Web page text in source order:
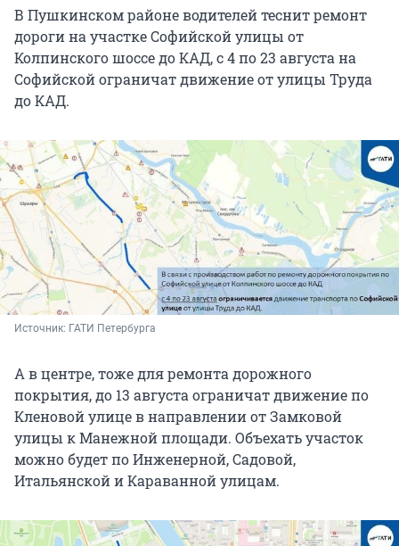
В Пушкинском районе водителей теснит ремонт
дороги на участке Софийской улицы от
Колпинского шоссе до КАД, с 4 по 23 августа на
Софийской ограничат движение от улицы Труда
до КАД.
Источник: ГАТИ Петербурга
А в центре, тоже для ремонта дорожного
покрытия, до 13 августа ограничат движение по
Кленовой улице в направлении от Замковой
улицы к Манежной площади. Объехать участок
можно будет по Инженерной, Садовой,
Итальянской и Караванной улицам.